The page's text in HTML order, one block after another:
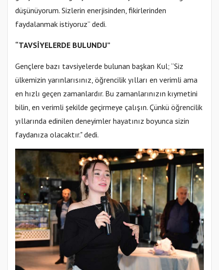
düşünüyorum. Sizlerin enerjisinden, fikirlerinden
faydalanmak istiyoruz” dedi.
“TAVSİYELERDE BULUNDU”
Gençlere bazı tavsiyelerde bulunan başkan Kul; “Siz
ülkemizin yarınlarısınız, öğrencilik yılları en verimli ama
en hızlı geçen zamanlardır. Bu zamanlarınızın kıymetini
bilin, en verimli şekilde geçirmeye çalışın. Çünkü öğrencilik
yıllarında edinilen deneyimler hayatınız boyunca sizin
faydanıza olacaktır." dedi.